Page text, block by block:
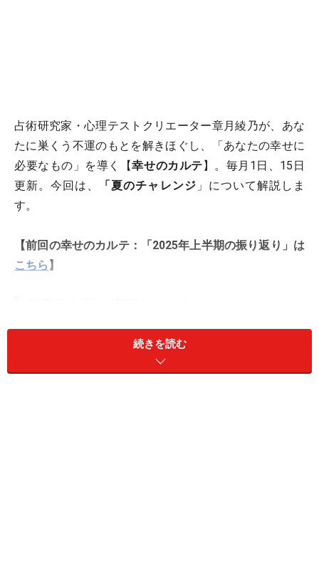
占術研究家・心理テストクリエーター章月綾乃が、あな
たに巣くう不運のもとを解きほぐし、「あなたの幸せに
必要なもの」を導く【幸せのカルテ】。毎月1日、15日
更新。今回は、
「夏のチャレンジ 」について解説しま
す。
【前回の幸せのカルテ：「2025年上半期の振り返り」は
こちら 】
今年は、どこまで暑くなるのでしょうか。
夏本番を前に、すでにうんざりしている気分の人も多い
続きを読む